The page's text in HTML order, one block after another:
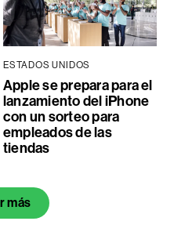
ESTADOS UNIDOS
Apple se prepara para el
lanzamiento del iPhone
con un sorteo para
empleados de las
tiendas
más